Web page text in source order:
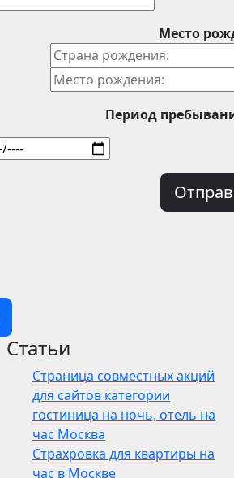
Место
Период
Статьи
Страница совместных акций
для сайтов категории
гостиница на ночь, отель на
час Москва
Страхровка для квартиры на
час в Москве